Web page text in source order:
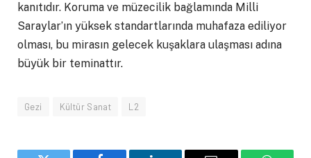
kanıtıdır. Koruma ve müzecilik bağlamında Milli
Saraylar’ın yüksek standartlarında muhafaza ediliyor
olması, bu mirasın gelecek kuşaklara ulaşması adına
büyük bir teminattır.
Gezi Kültür Sanat L2